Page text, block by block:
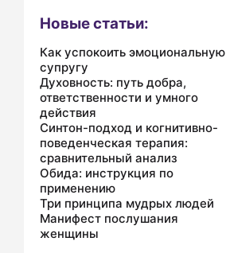
Новые статьи:
Как успокоить эмоциональную
супругу
Духовность: путь добра,
ответственности и умного
действия
Синтон-подход и когнитивно-
поведенческая терапия:
сравнительный анализ
Обида: инструкция по
применению
Три принципа мудрых людей
Манифест послушания
женщины